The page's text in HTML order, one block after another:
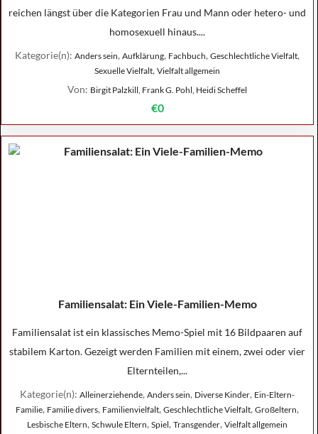
reichen längst über die Kategorien Frau und Mann oder hetero- und
homosexuell hinaus....
Kategorie(n): Anders sein, Aufklärung, Fachbuch, Geschlechtliche Vielfalt,
Sexuelle Vielfalt, Vielfalt allgemein
Von: Birgit Palzkill, Frank G. Pohl, Heidi Scheffel
€0
Familiensalat: Ein Viele-Familien-Memo
Familiensalat ist ein klassisches Memo-Spiel mit 16 Bildpaaren auf
stabilem Karton. Gezeigt werden Familien mit einem, zwei oder vier
Elternteilen,...
Kategorie(n): Alleinerziehende, Anders sein, Diverse Kinder, Ein-Eltern-
Familie, Familie divers, Familienvielfalt, Geschlechtliche Vielfalt, Großeltern,
Lesbische Eltern, Schwule Eltern, Spiel, Transgender, Vielfalt allgemein